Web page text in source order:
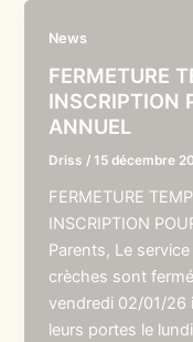
News
FERMETURE
INSCRIPTION
ANNUEL
Driss /15 décembre
FERMETURE
INSCRIPTION
Parents, Le
crèches sont
vendredi 02/01/26
leurs portes le